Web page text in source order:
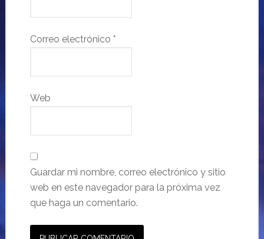
Correo electrónico *
Web
Guardar mi nombre, correo electrónico y sitio
web en este navegador para la próxima vez
que haga un comentario.